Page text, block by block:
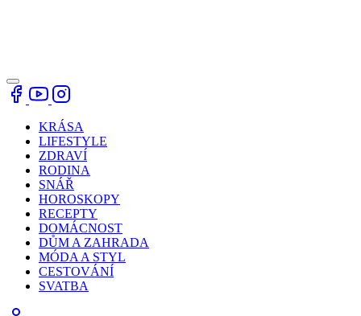
KRÁSA
LIFESTYLE
ZDRAVÍ
RODINA
SNÁŘ
HOROSKOPY
RECEPTY
DOMÁCNOST
DŮM A ZAHRADA
MÓDA A STYL
CESTOVÁNÍ
SVATBA